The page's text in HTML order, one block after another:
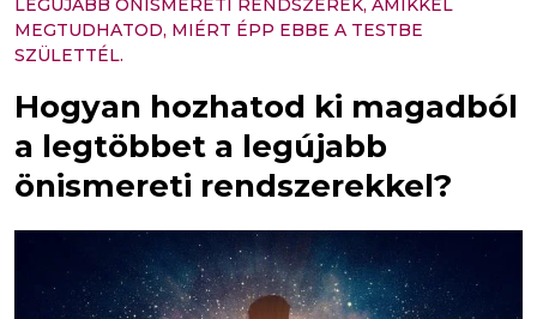
LEGÚJABB ÖNISMERETI RENDSZEREK, AMIKKEL
MEGTUDHATOD, MIÉRT ÉPP EBBE A TESTBE
SZÜLETTÉL.
Hogyan hozhatod ki magadból
a legtöbbet a legújabb
önismereti rendszerekkel?